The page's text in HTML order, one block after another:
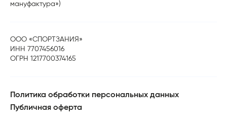
мануфактура»)
ООО «СПОРТЗАНИЯ»
ИНН 7707456016
ОГРН 1217700374165
Политика обработки персональных данных
Публичная оферта